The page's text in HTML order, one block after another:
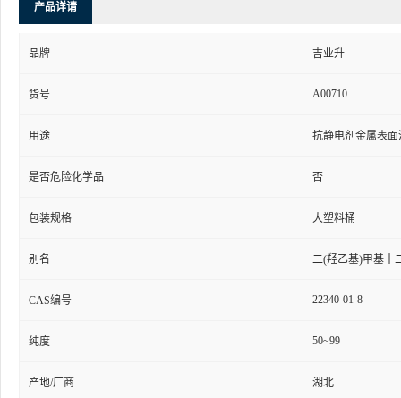
产品详请
品牌 吉业升
货号 A00710
用途 抗静电剂金属表
是否危险化学品 否
包装规格 大塑料桶
别名 二(羟乙基)甲基十
CAS编号 22340-01-8
纯度 50~99
产地/厂商 湖北